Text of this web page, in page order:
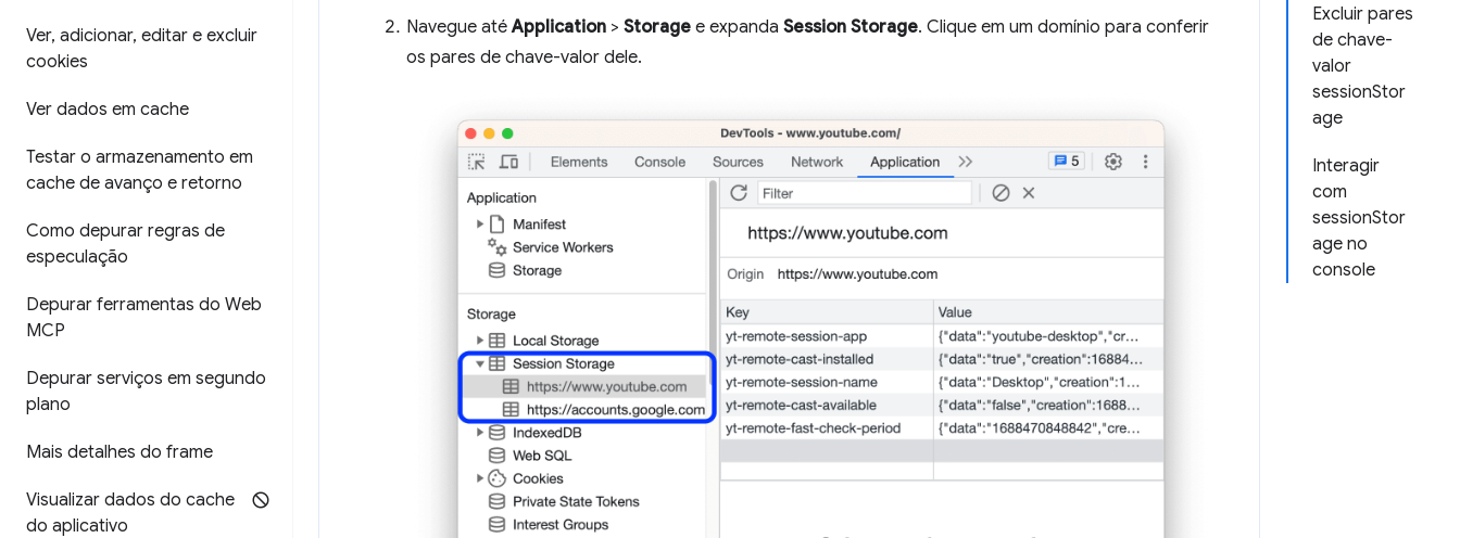
Ver, adicionar, editar e excluir
cookies
Ver dados em cache
Testar o armazenamento em
cache de avanço e retorno
Como depurar regras de
especulação
Depurar ferramentas do Web
MCP
Depurar serviços em segundo
plano
Mais detalhes do frame
Visualizar dados do cache
do aplicativo
Excluir pares
de chave-
valor
sessionStor
age
Interagir
com
sessionStor
age no
console
Navegue atéApplication > Storage e expanda Session Storage. Clique em um domínio para conferir
os pares de chave-valor dele.